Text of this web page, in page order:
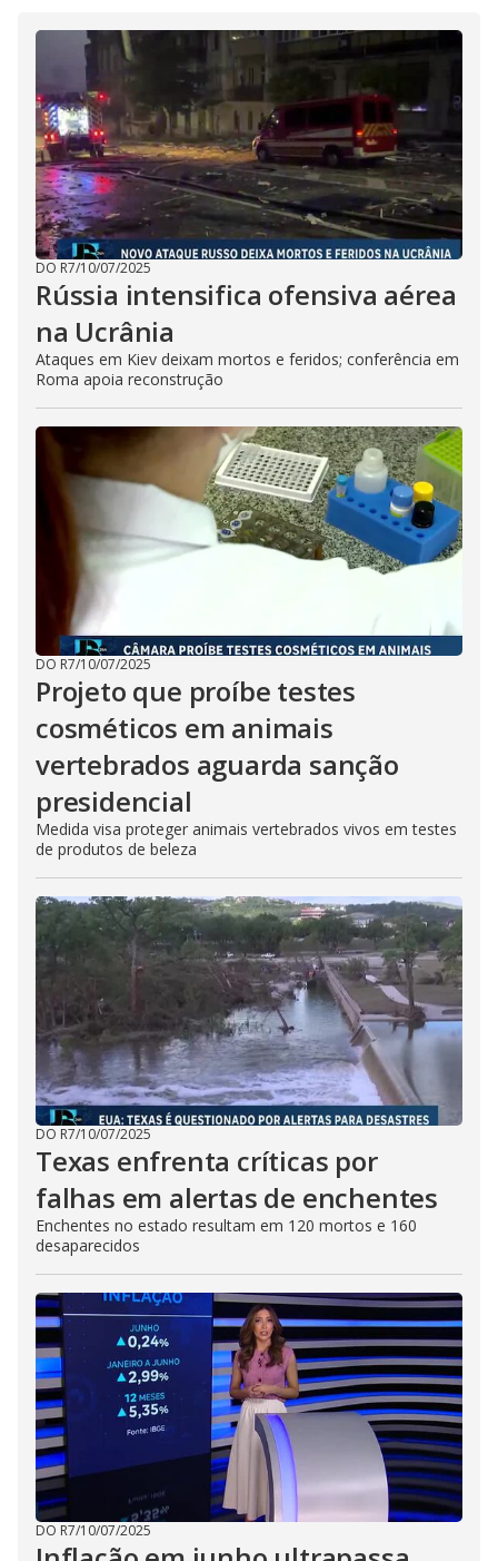
DO R7/10/07/2025
Rússia intensifica ofensiva aérea
na Ucrânia
Ataques em Kiev deixam mortos e feridos; conferência em
Roma apoia reconstrução
DO R7/10/07/2025
Projeto que proíbe testes
cosméticos em animais
vertebrados aguarda sanção
presidencial
Medida visa proteger animais vertebrados vivos em testes
de produtos de beleza
DO R7/10/07/2025
Texas enfrenta críticas por
falhas em alertas de enchentes
Enchentes no estado resultam em 120 mortos e 160
desaparecidos
DO R7/10/07/2025